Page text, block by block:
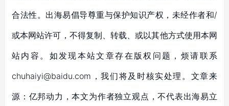
合法性。出海易倡导尊重与保护知识产权，未经作者和/
或本网站许可，不得复制、转载、或以其他方式使用本网
站内容。如发现本站文章存在版权问题，烦请联系
chuhaiyi@baidu.com，我们将及时核实处理。文章来
源：亿邦动力，本文为作者独立观点，不代表出海易立